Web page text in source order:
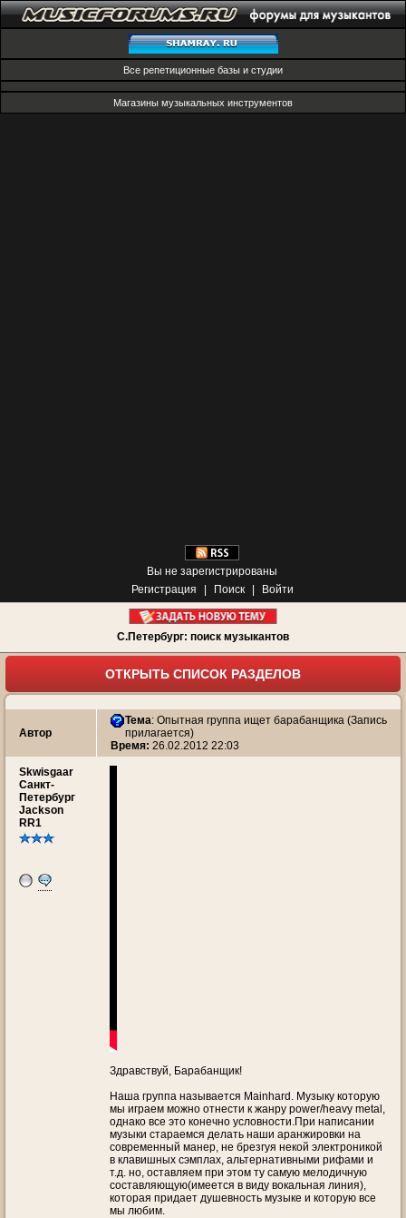
Все репетиционные базы и студии
Магазины музыкальных инструментов
Вы не зарегистрированы
Регистрация
Поиск Войти
С.Петербург: поиск музыкантов
ОТКРЫТЬ СПИСОК РАЗДЕЛОВ
Автор
Тема: Опытная группа ищет барабанщика (Запись
прилагается)
Время: 26.02.2012 22:03
Skwisgaar
Санкт-
Петербург
Jackson
RR1
Здравствуй, Барабанщик!
Наша группа называется Mainhard. Музыку которую
мы играем можно отнести к жанру power/heavy metal,
однако все это конечно условности.При написании
музыки стараемся делать наши аранжировки на
современный манер, не брезгуя некой электроникой
в клавишных сэмплах, альтернативными рифами и
т.д. но, оставляем при этом ту самую мелодичную
составляющую(имеется в виду вокальная линия),
которая придает душевность музыке и которую все
мы любим.